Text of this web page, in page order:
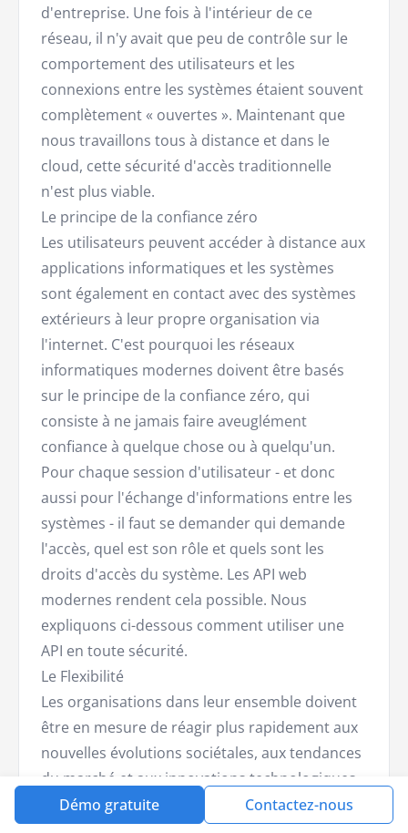
Démo gratuite Contactez-nous
d'entreprise. Une fois à l'intérieur de ce
réseau, il n'y avait que peu de contrôle sur le
comportement des utilisateurs et les
connexions entre les systèmes étaient souvent
complètement « ouvertes ». Maintenant que
nous travaillons tous à distance et dans le
cloud, cette sécurité d'accès traditionnelle
n'est plus viable.
Le principe de la confiance zéro
Les utilisateurs peuvent accéder à distance aux
applications informatiques et les systèmes
sont également en contact avec des systèmes
extérieurs à leur propre organisation via
l'internet. C'est pourquoi les réseaux
informatiques modernes doivent être basés
sur le principe de la confiance zéro, qui
consiste à ne jamais faire aveuglément
confiance à quelque chose ou à quelqu'un.
Pour chaque session d'utilisateur - et donc
aussi pour l'échange d'informations entre les
systèmes - il faut se demander qui demande
l'accès, quel est son rôle et quels sont les
droits d'accès du système. Les API web
modernes rendent cela possible. Nous
expliquons ci-dessous comment utiliser une
API en toute sécurité.
Le Flexibilité
Les organisations dans leur ensemble doivent
être en mesure de réagir plus rapidement aux
nouvelles évolutions sociétales, aux tendances
du marché et aux innovations technologiques.
Les technologies de l'information doivent